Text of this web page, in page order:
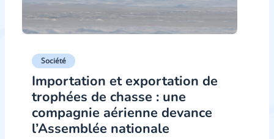
Société
Importation et exportation de
trophées de chasse : une
compagnie aérienne devance
l’Assemblée nationale